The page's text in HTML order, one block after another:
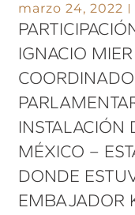
marzo 24, 2022
IGNACIO
INSTALACIÓN
MÉXICO –
DONDE
EMBAJADOR